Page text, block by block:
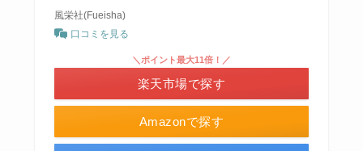
風栄社(Fueisha)
口コミを見る
Amazonで探す
＼ポイント最大11倍！／
楽天市場で探す